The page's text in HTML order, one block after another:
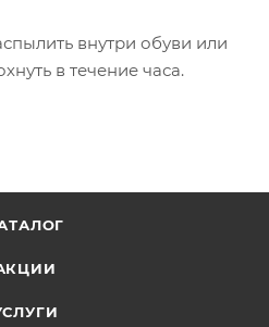
внутри обуви или
в течение часа.